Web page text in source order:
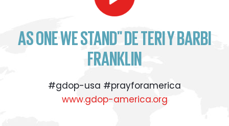
AS ONE WE STAND" DE TERI Y BARBI
FRANKLIN
#gdop-usa #prayforamerica
www.gdop-america.org